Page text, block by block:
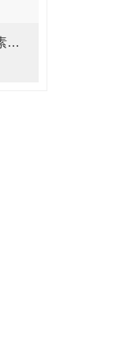
电磁流量计的测量精度受哪些因素影响?